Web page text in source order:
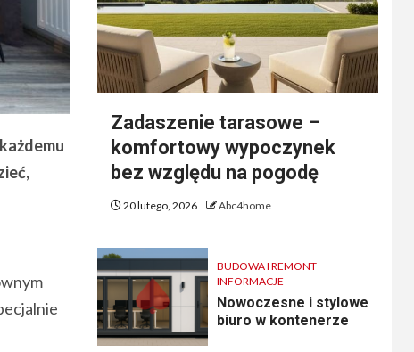
Zadaszenie tarasowe –
komfortowy wypoczynek
bez względu na pogodę
20 lutego, 2026 Abc4home
BUDOWA I REMONT
INFORMACJE
Nowoczesne i stylowe
biuro w kontenerze